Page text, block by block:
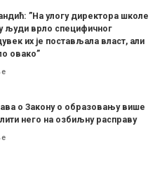
”На улогу директора школе
људи врло специфичног
их је постављала власт, али
овако”
о Закону о образовању више
него на озбиљну расправу